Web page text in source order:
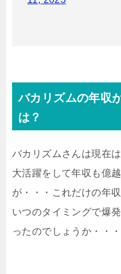
バカリズムの年収
は？
バカリズムさんは現在
大活躍をして年収も億
が・・・これだけの年
いつのタイミングで爆
ったのでしょうか・・・